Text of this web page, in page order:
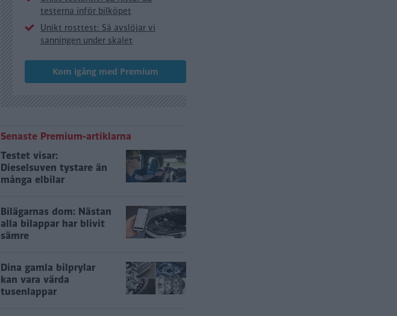
testerna inför bilköpet
Unikt rosttest: Så avslöjar vi
sanningen under skalet
Kom igång med Premium
Senaste Premium-artiklarna
Testet visar:
Dieselsuven tystare än
många elbilar
Bilägarnas dom: Nästan
alla bilappar har blivit
sämre
Dina gamla bilprylar
kan vara värda
tusenlappar